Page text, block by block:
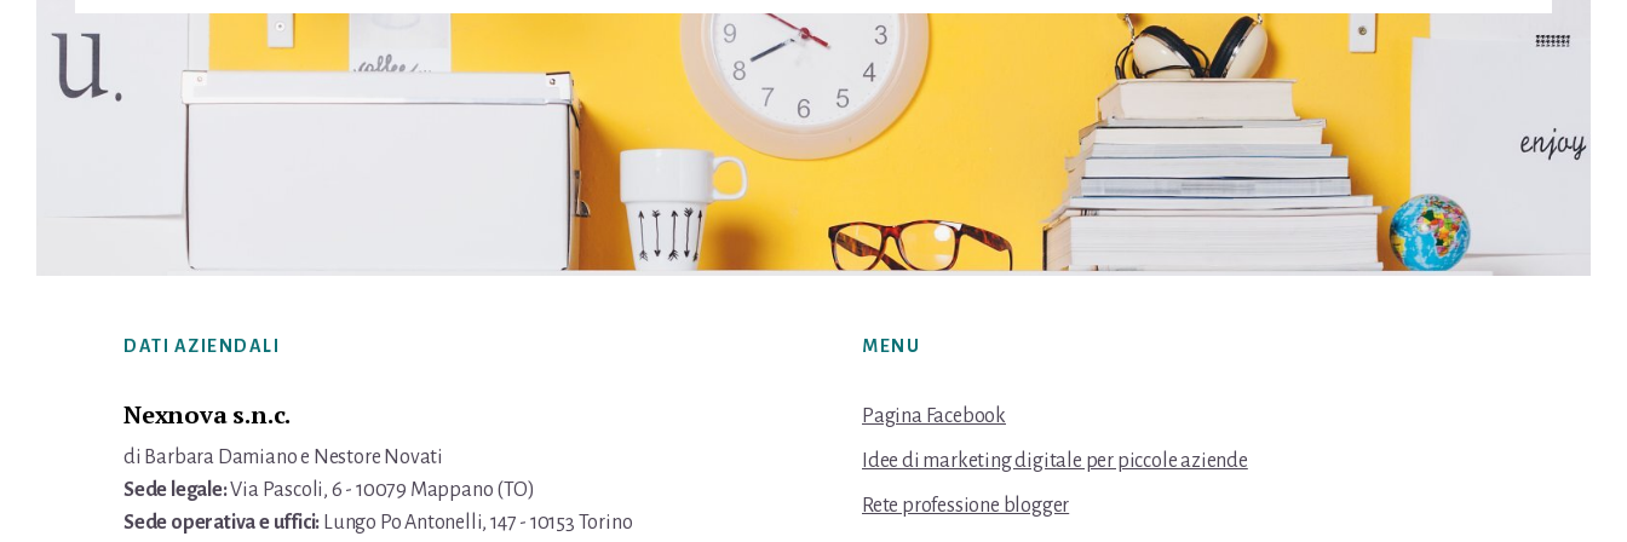
FooterDATI AZIENDALI
Nexnova s.n.c.
di Barbara Damiano e Nestore Novati
Sede legale:Via Pascoli, 6 - 10079 Mappano (TO)
Sede operativa e uffici: Lungo Po Antonelli, 147 - 10153 Torino
MENU
Pagina Facebook
Idee di marketing digitale per piccole aziende
Rete professione blogger